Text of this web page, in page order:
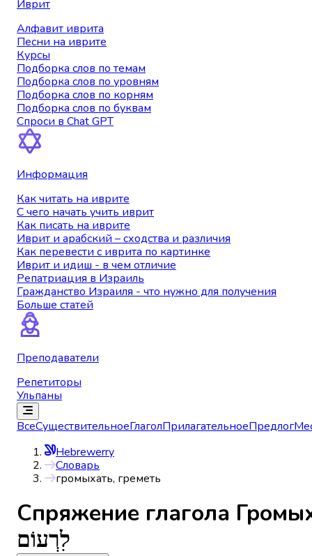
Иврит
Алфавит иврита
Песни на иврите
Курсы
Подборка слов по темам
Подборка слов по уровням
Подборка слов по корням
Подборка слов по буквам
Спроси в Chat GPT
Информация
Как читать на иврите
С чего начать учить иврит
Как писать на иврите
Иврит и арабский – сходства и различия
Как перевести с иврита по картинке
Иврит и идиш - в чем отличие
Репатриация в Израиль
Гражданство Израиля - что нужно для получения
Больше статей
Преподаватели
Репетиторы
Ульпаны
ВсеСуществительноеГлаголПрилагательноеПредлог
Hebrewerry
Словарь
громыхать, греметь
Спряжениe глагола
לִרְעוֹם